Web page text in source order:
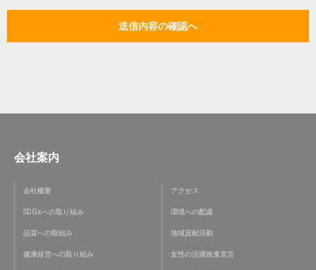
会社案内
会社概要 アクセス
SDGsへの取り組み 環境への配慮
品質への取組み 地域貢献活動
健康経営への取り組み 女性の活躍推進宣言